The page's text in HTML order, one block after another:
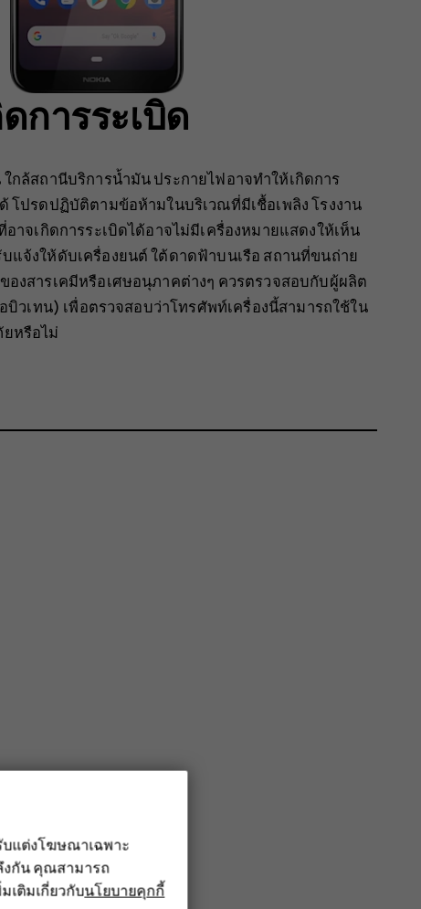
การระเบิด
ล้สถานีบริการน้ำมัน ประกายไฟอาจทำให้เกิดการ
โปรดปฏิบัติตามข้อห้ามในบริเวณที่มีเชื้อเพลิง โรงงาน
าจเกิดการระเบิดได้อาจไม่มีเครื่องหมายแสดงให้เห็น
จ้งให้ดับเครื่องยนต์ ใต้ดาดฟ้าบนเรือ สถานที่ขนถ่าย
งสารเคมีหรือเศษอนุภาคต่างๆ ควรตรวจสอบกับผู้ผลิต
วเทน) เพื่อตรวจสอบว่าโทรศัพท์เครื่องนี้สามารถใช้ใน
หรือไม่
แต่งโฆษณาเฉพาะ
งกัน คุณสามารถ
เติมเกี่ยวกับนโยบายคุกกี้